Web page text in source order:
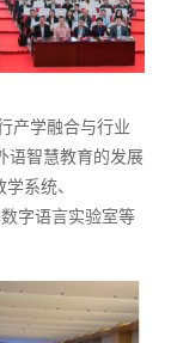
产学融合与行业
语智慧教育的发展
系统、
字语言实验室等